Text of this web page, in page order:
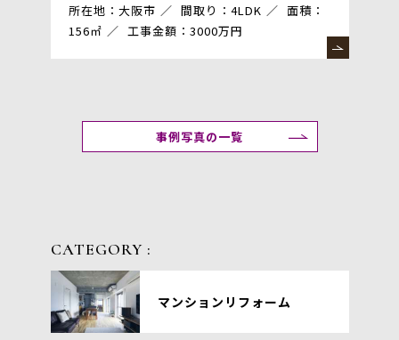
所在地：大阪市 間取り：4LDK
面積：
156㎡
工事金額：3000万円
事例写真の一覧
CATEGORY :
マンションリフォーム